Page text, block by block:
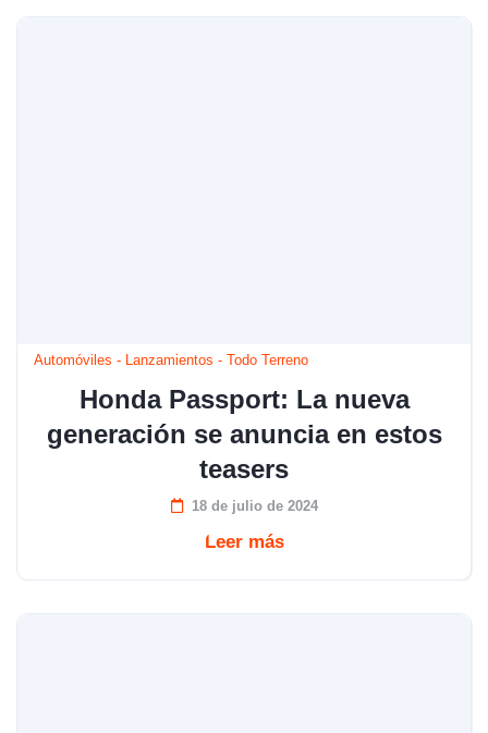
Automóviles - Lanzamientos - Todo Terreno
Honda Passport: La nueva
generación se anuncia en estos
teasers
18 de julio de 2024
Leer más